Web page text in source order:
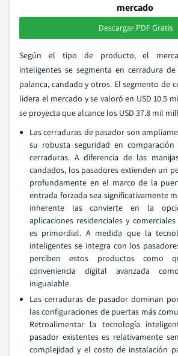
mercado
Descargar PDF Gratis
Según el tipo de producto, el
inteligentes se segmenta en cerradura
palanca, candado y otros. El segmento de
lidera el mercado y se valoró en USD 10.5
se proyecta que alcance los USD 37.8 mil
Las cerraduras de pasador son
su robusta seguridad en
cerraduras. A diferencia de las
candados, los pasadores extienden un
profundamente en el marco de la
entrada forzada sea significativamente
inherente las convierte en la
aplicaciones residenciales y
es primordial. A medida que la
inteligentes se integra con los
perciben estos productos como
conveniencia digital avanzada
inigualable.
Las cerraduras de pasador dominan
las configuraciones de puertas más
Retroalimentar la tecnología
pasador existentes es relativamente
complejidad y el costo de instalación